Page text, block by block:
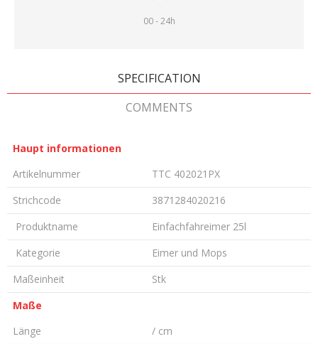
00 - 24h
SPECIFICATION
COMMENTS
Haupt informationen
Artikelnummer
TTC 402021PX
Strichcode
3871284020216
Produktname
Einfachfahreimer 25l
Kategorie
Eimer und Mops
Maßeinheit
Stk
Maße
Länge
/ cm